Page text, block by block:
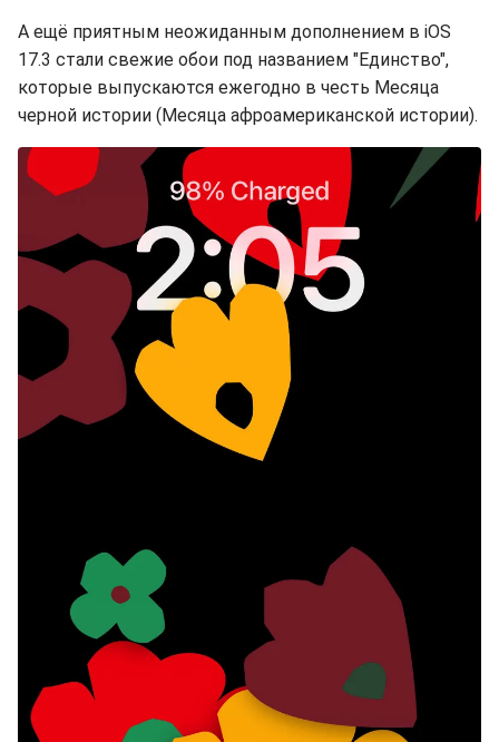
А ещё приятным неожиданным дополнением в iOS
17.3 стали свежие обои под названием "Единство",
которые выпускаются ежегодно в честь Месяца
черной истории (Месяца афроамериканской истории).